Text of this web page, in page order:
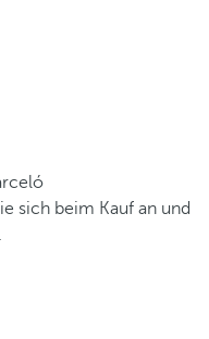
sich beim Kauf an und